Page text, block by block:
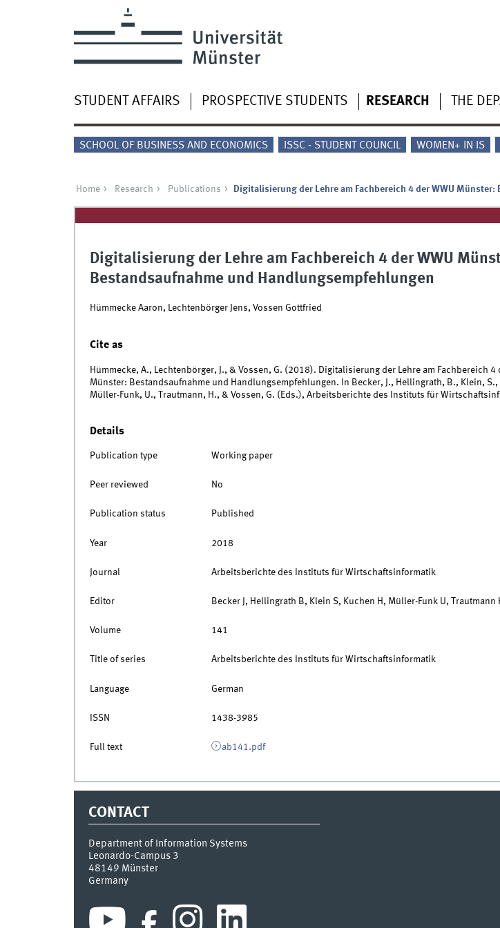
STUDENT AFFAIRS PROSPECTIVE STUDENTS RESEARCH THE
SCHOOL OF BUSINESS AND ECONOMICS ISSC - STUDENT COUNCIL WOMEN+ IN IS
Home Research Publications Digitalisierung der Lehre am Fachbereich 4 der WWU
Digitalisierung der Lehre am Fachbereich 4 der WWU
Bestandsaufnahme und Handlungsempfehlungen
Hümmecke Aaron, Lechtenbörger Jens, Vossen Gottfried
Cite as
Hümmecke, A., Lechtenbörger, J., & Vossen, G. (2018). Digitalisierung der Lehre am Fachbereich 4
Münster: Bestandsaufnahme und Handlungsempfehlungen. In Becker, J., Hellingrath, B., Klein, S.,
Müller-Funk, U., Trautmann, H., & Vossen, G. (Eds.), Arbeitsberichte des Instituts für
Details
Publication type Working paper
Peer reviewed No
Publication status Published
Year 2018
Journal Arbeitsberichte des Instituts für Wirtschaftsinformatik
Editor Becker J, Hellingrath B, Klein S, Kuchen H, Müller-Funk U, Trautmann
Volume 141
Title of series Arbeitsberichte des Instituts für Wirtschaftsinformatik
Language German
ISSN 1438-3985
Full text ab141.pdf
CONTACT
Department of Information Systems
Leonardo-Campus 3
48149 Münster
Germany